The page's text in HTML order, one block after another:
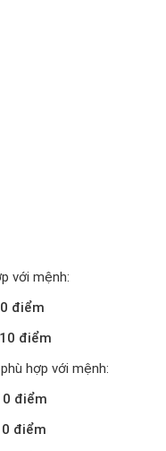
với mệnh:
điểm
điểm
hợp với mệnh:
điểm
điểm